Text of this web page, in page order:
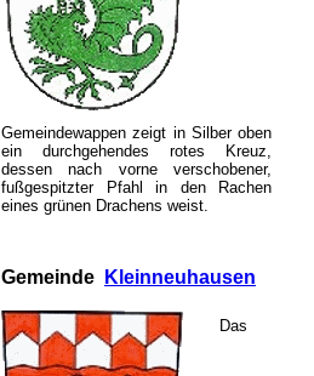
Gemeindewappen zeigt in Silber oben
ein durchgehendes rotes Kreuz,
dessen nach vorne verschobener,
fußgespitzter Pfahl in den Rachen
eines grünen Drachens weist.
Gemeinde Kleinneuhausen
Das